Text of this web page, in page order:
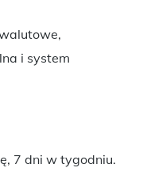
i system
7 dni w tygodniu.